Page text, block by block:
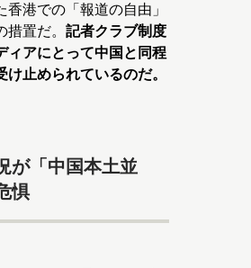
港での「報道の自由」
置だ。 記者クラブ制度
ィアにとって中国と同程
止められているのだ。
が「中国本土並
惧